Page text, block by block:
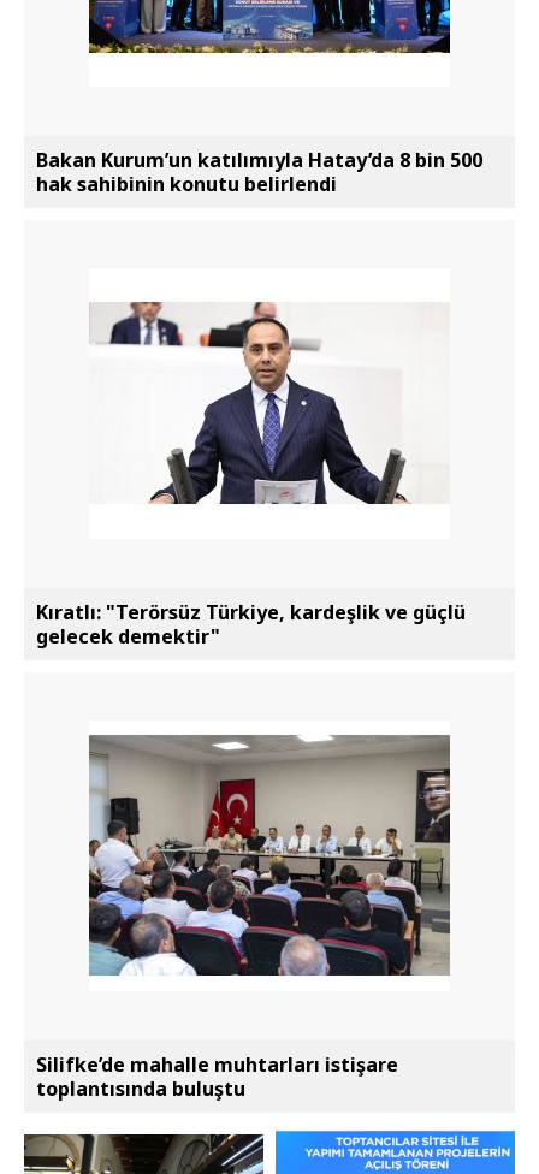
Bakan Kurum’un katılımıyla Hatay’da 8 bin 500
hak sahibinin konutu belirlendi
Kıratlı: "Terörsüz Türkiye, kardeşlik ve güçlü
gelecek demektir"
Silifke’de mahalle muhtarları istişare
toplantısında buluştu